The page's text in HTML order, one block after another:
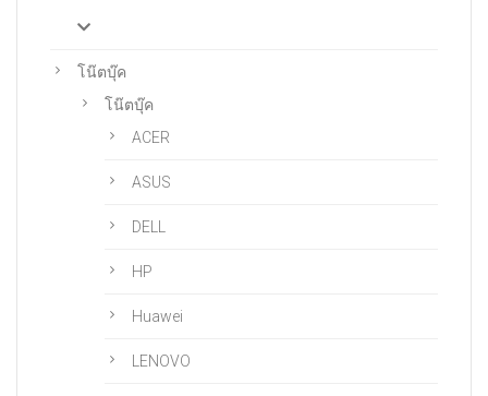
โน๊ตบุ๊ค
โน๊ตบุ๊ค
ACER
ASUS
DELL
HP
Huawei
LENOVO